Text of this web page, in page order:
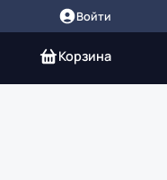
Войти
Корзина